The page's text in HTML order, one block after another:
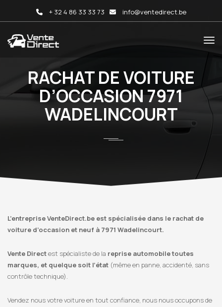
+ 32 4 86 33 33 73 info@ventedirect.be
RACHAT DE VOITURE
D’OCCASION 7971
WADELINCOURT
L’entreprise VenteDirect.be est spécialisée dans le rachat de
voiture d’occasion et neuf à 7971 Wadelincourt.
Vente Directest spécialiste de la reprise automobile toutes
marques, et quelque soit l’état (même en panne, accidenté, sans
contrôle technique).
Vendez nous votre voiture en tout confiance, nous nous occupons de